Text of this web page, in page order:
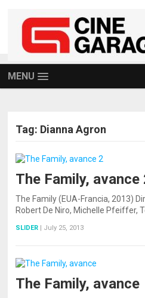
MENU
Tag: Dianna Agron
The Family, avance
The Family (EUA-Francia, 2013)
Robert De Niro, Michelle Pfeiffer,
SLIDER | July 25, 2013
The Family, avance